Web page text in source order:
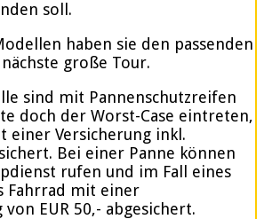
soll.
haben sie den passenden
große Tour.
sind mit Pannenschutzreifen
doch der Worst-Case eintreten,
einer Versicherung inkl.
Bei einer Panne können
rufen und im Fall eines
Fahrrad mit einer
EUR 50,- abgesichert.